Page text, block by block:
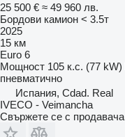
25 500 € ≈ 49 960 лв.
Бордови камион < 3.5т
2025
15 км
Euro 6
Мощност 105 к.с. (77 kW)
пневматично
Испания, Cdad. Real
IVECO - Veimancha
Свържете се с продавача